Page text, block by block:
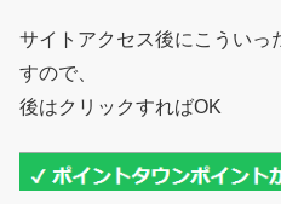
サイトアクセス後にこういっ
すので、
後はクリックすればOK